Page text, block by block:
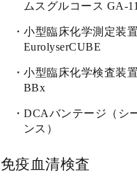
ムスグルコース GA-
小型臨床化学測定装
EurolyserCUBE
小型臨床化学検査装
BBx
DCAバンテージ（シ
ンス）
免疫血清検査